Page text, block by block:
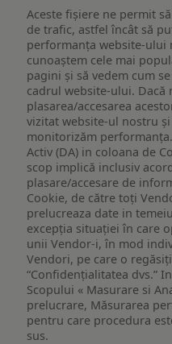
Aceste fișiere ne permit
de trafic, astfel încât să
performanța website-ului
cunoaștem cele mai
pagini și să vedem cum
cadrul website-ului. Dacă
plasarea/accesarea
vizitat website-ul nostru
monitorizăm
Activ (DA) in coloana de
scop implică inclusiv
plasare/accesare de
Cookie, de către toți
prelucreaza date in
excepția situației în care
unii Vendor-i, în mod
Vendori, pe care o
“Confidențialitatea dvs.”
Scopului « Masurare si
prelucrare, Măsurarea
pentru care procedura
sus.